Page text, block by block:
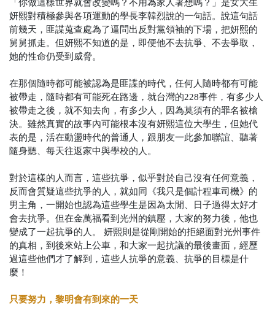
「你做這樣世界就會改變嗎？不用為家人著想嗎？」是女大生
妍熙對積極參與各項運動的學長李韓烈說的一句話。說這句話
前幾天，匪諜蒐查處為了逼問出反對黨領袖的下場，把妍熙的
舅舅抓走。但妍熙不知道的是，即便他不去抗爭、不去爭取，
她的性命仍受到威脅。
在那個隨時都可能被認為是匪諜的時代，任何人隨時都有可能
被帶走，隨時都有可能死在路邊，就台灣的228事件，有多少人
被帶走之後，就不知去向，有多少人，因為莫須有的罪名被槍
決。雖然真實的故事內可能根本沒有妍熙這位大學生，但她代
表的是，活在動盪時代的普通人，跟朋友一此參加聯誼、聽著
隨身聽、每天往返家中與學校的人。
對於這樣的人而言，這些抗爭，似乎對於自己沒有任何意義，
反而會質疑這些抗爭的人，就如同《我只是個計程車司機》的
男主角，一開始也認為這些學生是因為太閒、日子過得太好才
會去抗爭。但在金萬福看到光州的鎮壓，大家的努力後，他也
變成了一起抗爭的人。
妍熙則是從剛開始的拒絕面對光州事件
的真相，到後來站上公車，和大家一起抗議的最後畫面，經歷
過這些他們才了解到，這些人抗爭的意義、抗爭的目標是什
麼！
只要努力，黎明會有到來的一天